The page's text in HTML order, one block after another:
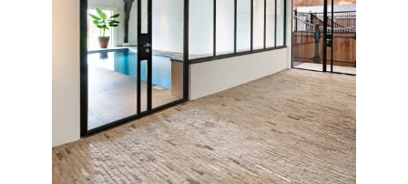
cenne dla wydawców i reklamodawców strony trzeciej.
Nieklasyfikowane
Nieklasyfikowane pliki cookie, to pliki, które są w procesie
klasyfikowania, wraz z dostawcami poszczególnych
ciasteczek.